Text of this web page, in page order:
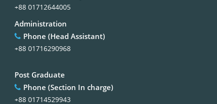
+88 01712644005
Administration
Phone (Head Assistant)
+88 01716290968
Post Graduate
Phone (Section In charge)
+88 01714529943